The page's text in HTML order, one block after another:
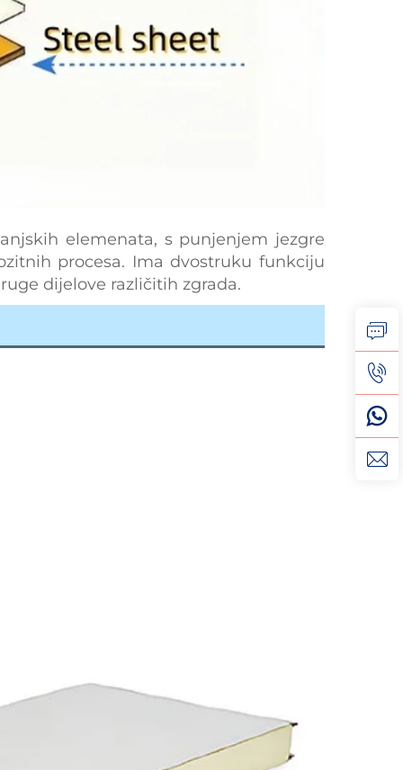
elemenata, s punjenjem jezgre
procesa. Ima dvostruku funkciju
dijelove različitih zgrada.